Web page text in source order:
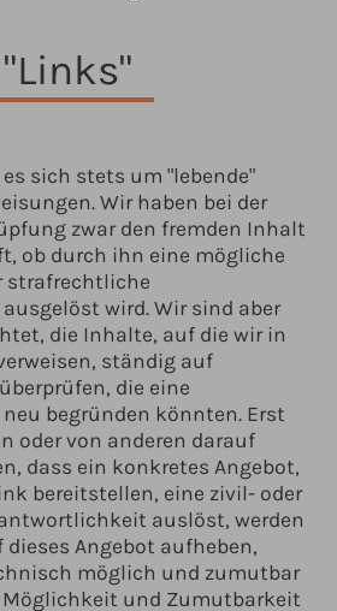
"Links"
sich stets um "lebende"
Wir haben bei der
zwar den fremden Inhalt
ob durch ihn eine mögliche
strafrechtliche
wird. Wir sind aber
die Inhalte, auf die wir in
ständig auf
die eine
begründen könnten. Erst
oder von anderen darauf
dass ein konkretes Angebot,
bereitstellen, eine zivil- oder
auslöst, werden
dieses Angebot aufheben,
möglich und zumutbar
und Zumutbarkeit